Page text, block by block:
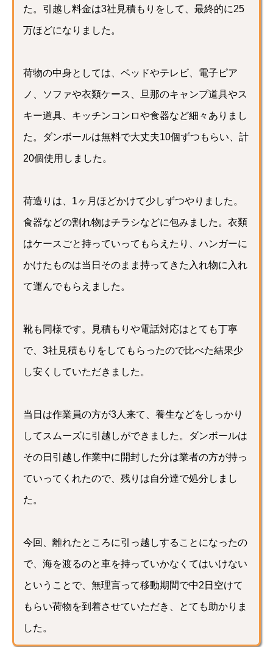
た。引越し料金は3社見積もりをして、最終的に25
万ほどになりました。
荷物の中身としては、ベッドやテレビ、電子ピア
ノ、ソファや衣類ケース、旦那のキャンプ道具やス
キー道具、キッチンコンロや食器など細々ありまし
た。ダンボールは無料で大丈夫10個ずつもらい、計
20個使用しました。
荷造りは、1ヶ月ほどかけて少しずつやりました。
食器などの割れ物はチラシなどに包みました。衣類
はケースごと持っていってもらえたり、ハンガーに
かけたものは当日そのまま持ってきた入れ物に入れ
て運んでもらえました。
靴も同様です。見積もりや電話対応はとても丁寧
で、3社見積もりをしてもらったので比べた結果少
し安くしていただきました。
当日は作業員の方が3人来て、養生などをしっかり
してスムーズに引越しができました。ダンボールは
その日引越し作業中に開封した分は業者の方が持っ
ていってくれたので、残りは自分達で処分しまし
た。
今回、離れたところに引っ越しすることになったの
で、海を渡るのと車を持っていかなくてはいけない
ということで、無理言って移動期間で中2日空けて
もらい荷物を到着させていただき、とても助かりま
した。